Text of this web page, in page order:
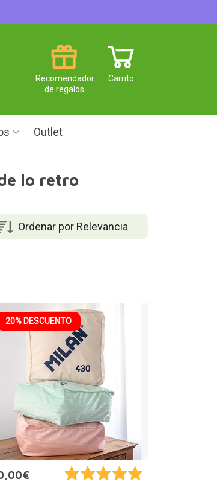
Carrito
Recomendador
de regalos
Outlet
lo retro
Ordenar por Relevancia
20% DESCUENTO